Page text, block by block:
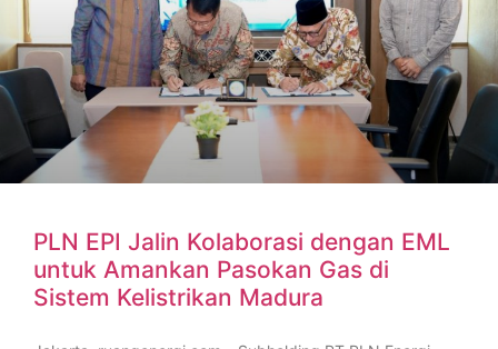
PLN EPI Jalin Kolaborasi dengan EML
untuk Amankan Pasokan Gas di
Sistem Kelistrikan Madura